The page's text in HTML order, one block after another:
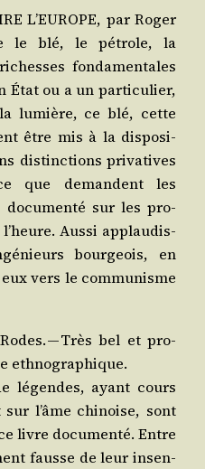
L’EUROPE, par Roger
le blé, le pétrole, la
fon­da­men­tales
État ou a un par­ti­cu­lier,
lumière, ce blé, cette
être mis à la dis­po­si­
dis­tinc­tions pri­va­tives
que demandent les
sur les pro­
Aus­si applau­dis­
bour­geois, en
vers le com­mu­nisme
— Très bel et pro­
ethnographique.
légendes, ayant cours
l’âme chi­noise, sont
livre docu­men­té. Entre
fausse de leur insen­